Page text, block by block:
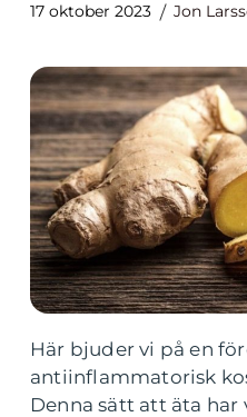
17 oktober 2023 Jon
Här bjuder vi på en
antiinflammatorisk
Denna sätt att äta